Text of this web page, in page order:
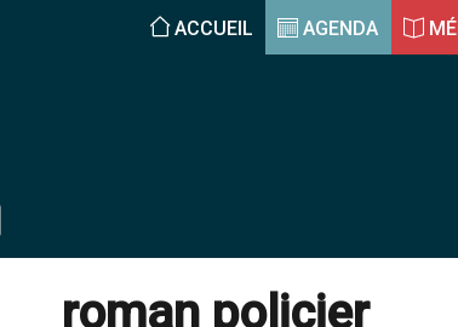
ACCUEIL AGENDA
roman policier